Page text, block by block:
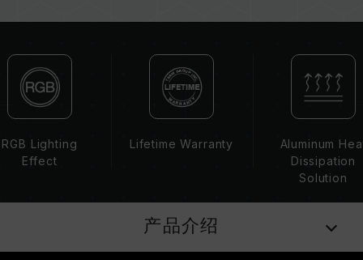
若未启用 XMP 2.0（Intel），内存将以 SPD 默
2133/2400 (或更低)。此为正常行为，并非产品
瑕疵。
XMP 2.0 需由使用者手动启用，部分主板可能无
法达到标示频率，最终运行频率受限于系统设定。
JEDEC 标准规范，可能影响系统稳定性。若因超
请确认您的主板与处理器支持对应的超频技术
（XMP 2.0），否则内存可能无法达到标示的超频
RGB Lighting
Effect
Lifetime Warranty
Aluminum
Dissipation
Solution
产品介绍